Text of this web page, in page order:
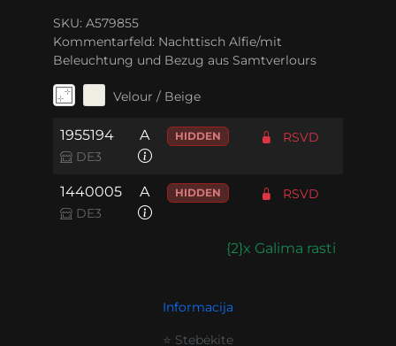
SKU: A579855
Kommentarfeld: Nachttisch Alfie/mit
Beleuchtung und Bezug aus Samtverlours
Velour / Beige
1955194
DE3
A HIDDEN RSVD
1440005
DE3
A HIDDEN RSVD
{2}x Galima rasti
Informacija
⭐ Stebėkite